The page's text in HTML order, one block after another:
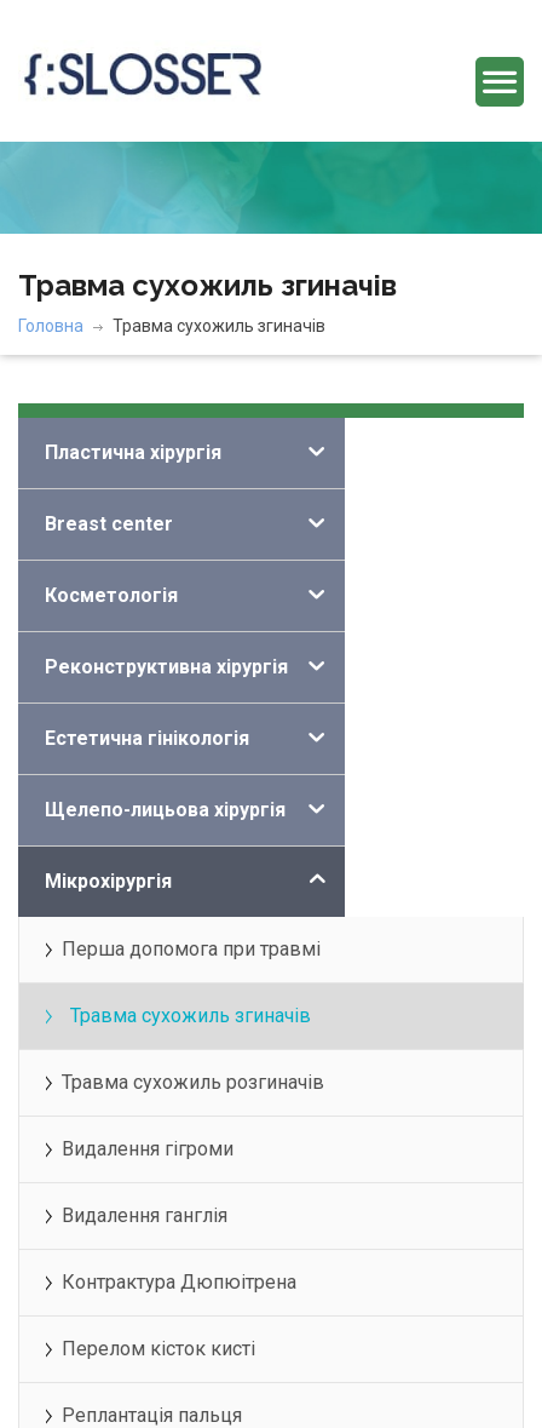
Травма сухожиль згиначів
Головна Травма сухожиль згиначів
Категорії
Пластична хірургія
Breast center
Косметологія
Реконструктивна хірургія
Естетична гінікологія
Щелепо-лицьова хірургія
Мікрохірургія
Перша допомога при травмі
Травма сухожиль згиначів
Травма сухожиль розгиначів
Видалення гігроми
Видалення ганглія
Контрактура Дюпюітрена
Перелом кісток кисті
Реплантація пальця